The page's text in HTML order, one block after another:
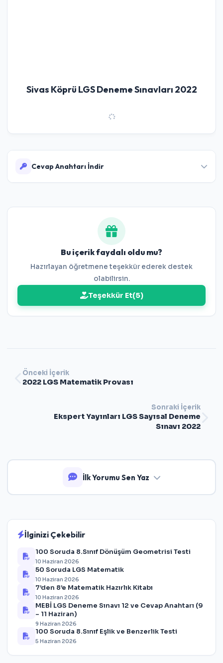
Sivas Köprü LGS Deneme Sınavları 2022
Cevap Anahtarı İndir
Bu içerik faydalı oldu mu?
Hazırlayan öğretmene teşekkür ederek destek
olabilirsin.
Teşekkür Et(5)
Önceki İçerik
2022 LGS Matematik Provası
Sonraki İçerik
Ekspert Yayınları LGS Sayısal Deneme
Sınavı 2022
İlk Yorumu Sen Yaz
İlginizi Çekebilir
100 Soruda 8.Sınıf Dönüşüm Geometrisi Testi
10 Haziran 2026
50 Soruda LGS Matematik
10 Haziran 2026
7’den 8’e Matematik Hazırlık Kitabı
10 Haziran 2026
MEBİ LGS Deneme Sınavı 12 ve Cevap Anahtarı (9
– 11 Haziran)
9 Haziran 2026
100 Soruda 8.Sınıf Eşlik ve Benzerlik Testi
5 Haziran 2026